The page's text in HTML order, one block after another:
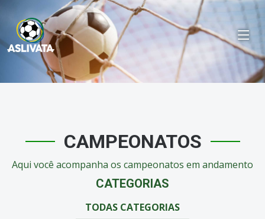
CAMPEONATOS
Aqui você acompanha os campeonatos em andamento
CATEGORIAS
TODAS CATEGORIAS